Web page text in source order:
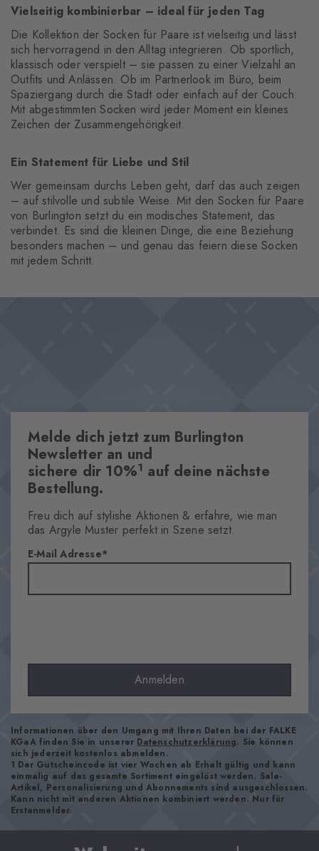
Vielseitig kombinierbar – ideal für jeden Tag
Die Kollektion der Socken für Paare ist vielseitig und lässt
sich hervorragend in den Alltag integrieren. Ob sportlich,
klassisch oder verspielt – sie passen zu einer Vielzahl an
Outfits und Anlässen. Ob im Partnerlook im Büro, beim
Spaziergang durch die Stadt oder einfach auf der Couch:
Mit abgestimmten Socken wird jeder Moment ein kleines
Zeichen der Zusammengehörigkeit.
Ein Statement für Liebe und Stil
Wer gemeinsam durchs Leben geht, darf das auch zeigen
– auf stilvolle und subtile Weise. Mit den Socken für Paare
von Burlington setzt du ein modisches Statement, das
verbindet. Es sind die kleinen Dinge, die eine Beziehung
besonders machen – und genau das feiern diese Socken
mit jedem Schritt.
Melde dich jetzt zum Burlington
Newsletter an und
sichere dir 10%1 auf deine nächste
Bestellung.
Freu dich auf stylishe Aktionen & erfahre, wie man
das Argyle Muster perfekt in Szene setzt.
E-Mail Adresse
Anmelden
Informationen über den Umgang mit Ihren Daten bei der FALKE
KGaA finden Sie in unserer Datenschutzerklärung. Sie können
sich jederzeit kostenlos abmelden.
1 Der Gutscheincode ist vier Wochen ab Erhalt gültig und kann
einmalig auf das gesamte Sortiment eingelöst werden. Sale-
Artikel, Personalisierung und Abonnements sind ausgeschlossen.
Kann nicht mit anderen Aktionen kombiniert werden. Nur für
Erstanmelder.